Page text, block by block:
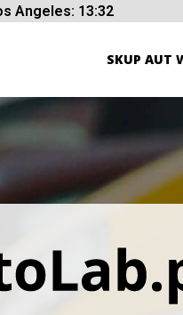
Angeles: 13:32
SKUP AUT